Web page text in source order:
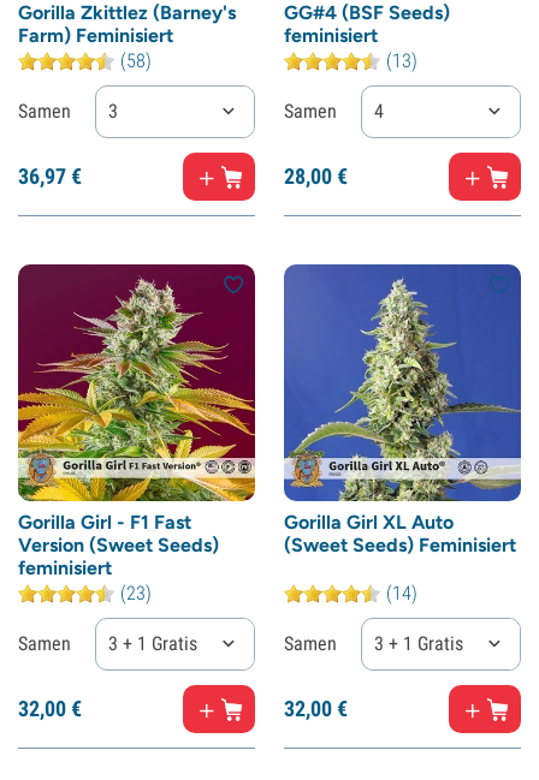
Gorilla Zkittlez (Barney's
Farm) Feminisiert
(58)
Samen 3
36,97€
GG#4 (BSF Seeds)
feminisiert
(13)
Samen 4
28,00€
Gorilla Girl - F1 Fast
Version (Sweet Seeds)
feminisiert
(23)
Samen 3 + 1 Gratis
32,00€
Gorilla Girl XL Auto
(Sweet Seeds) Feminisiert
(14)
Samen 3 + 1 Gratis
32,00€